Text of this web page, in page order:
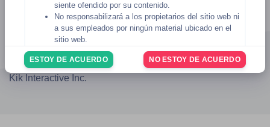
siente ofendido por su contenido.
No responsabilizará a los propietarios del sitio web ni
a sus empleados por ningún material ubicado en el
sitio web.
Usted reconoce que el sitio webCondiciones de uso
rigen su uso del sitio web, y usted ha revisado y
acepta estar sujeto a lasCondiciones de uso.
ESTOY DE ACUERDO NO ESTOY DE ACUERDO
AUP DMCA Privacidad Términos
2257
TIDA
© 2023 - 2026
KikSexting
No estamos afiliados ni respaldados de ninguna forma por
Kik Interactive Inc.